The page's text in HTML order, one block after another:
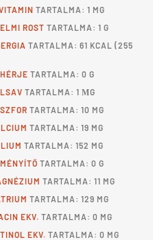
TARTALMA: 1 MG
ROST TARTALMA: 1 G
TARTALMA: 61 KCAL (255
TARTALMA: 0 G
TARTALMA: 1 ΜG
TARTALMA: 10 MG
TARTALMA: 19 MG
TARTALMA: 152 MG
TARTALMA: 0 G
TARTALMA: 11 MG
TARTALMA: 129 MG
EKV. TARTALMA: 0 MG
EKV. TARTALMA: 0 MG